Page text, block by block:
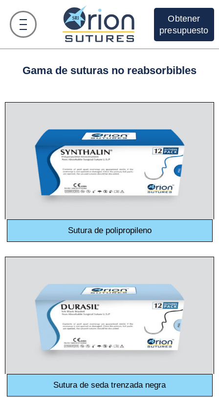
Obtener
presupuesto
Gama de suturas no reabsorbibles
Sutura de polipropileno
Sutura de seda trenzada negra